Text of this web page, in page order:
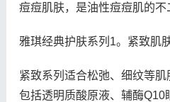
痘痘肌肤，是油性痘痘肌的不
雅琪经典护肤系列1。紧致肌
紧致系列适合松弛、细纹等
包括透明质酸原液、辅酶Q10